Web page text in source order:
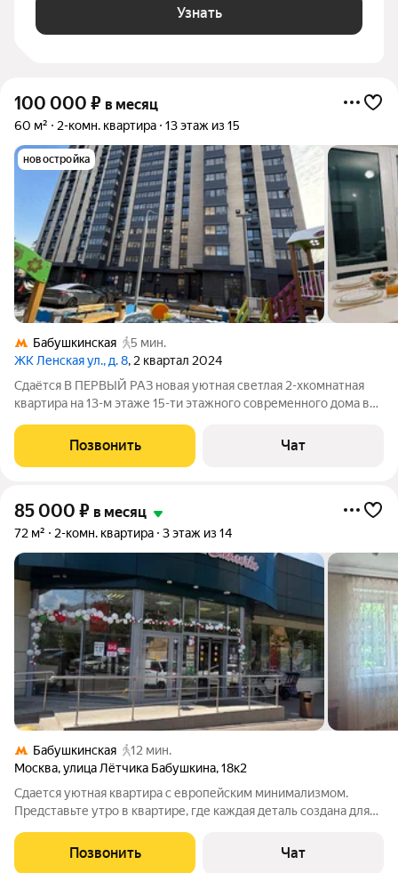
Узнать
100 000 ₽ в месяц
60 м² 2-комн. квартира 13 этаж из 15
новостройка
Бабушкинская
5 мин.
ЖК Ленская ул., д. 8, 2 квартал 2024
Сдаётся В ПЕРВЫЙ РАЗ новая уютная светлая 2-хкомнатная
квартира на 13-м этаже 15-ти этажного современного дома в
составляет 60 кв.м, жилая площадь 35 кв.м, кухня 10 кв.м, 2
санузла (один санузел с
Позвонить Чат
85 000 ₽ в месяц
72 м² 2-комн. квартира 3 этаж из 14
Бабушкинская
12 мин.
Москва,улица Лётчика Бабушкина,18к2
Сдается уютная квартира с европейским минимализмом.
Представьте утро в квартире, где каждая деталь создана для
просто цифры, это ваше личное пространство для жизни,
работы и вдохновения.
Позвонить Чат